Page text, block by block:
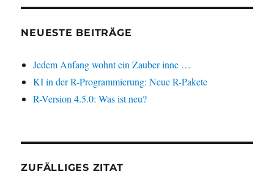
NEUESTE BEITRÄGE
Jedem Anfang wohnt ein Zauber inne …
KI in der R-Programmierung: Neue R-Pakete
R-Version 4.5.0: Was ist neu?
ZUFÄLLIGES ZITAT